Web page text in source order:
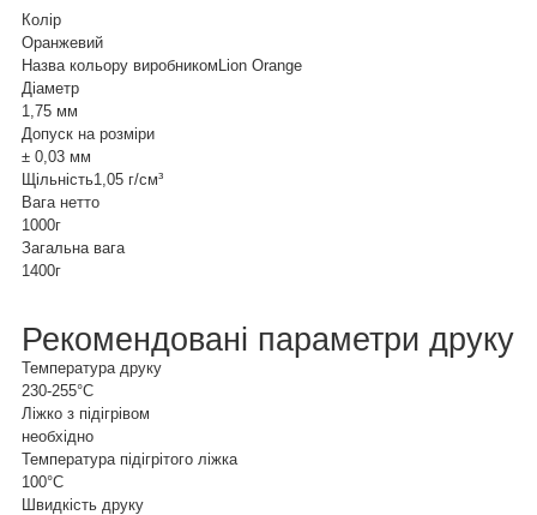
Колір
Оранжевий
Назва кольору виробником Lion Orange
Діаметр
1,75 мм
Допуск на розміри
± 0,03 мм
Щільність1,05 г/см³
Вага нетто
1000г
Загальна вага
1400г
Рекомендовані параметри друку
Температура друку
230-255°C
Ліжко з підігрівом
необхідно
Температура підігрітого ліжка
100°C
Швидкість друку